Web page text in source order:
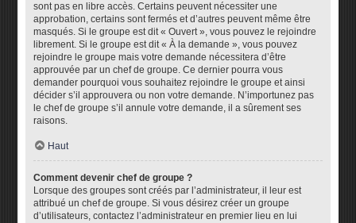
sont pas en libre accès. Certains peuvent nécessiter une
approbation, certains sont fermés et d’autres peuvent même être
masqués. Si le groupe est dit « Ouvert », vous pouvez le rejoindre
librement. Si le groupe est dit « À la demande », vous pouvez
rejoindre le groupe mais votre demande nécessitera d’être
approuvée par un chef de groupe. Ce dernier pourra vous
demander pourquoi vous souhaitez rejoindre le groupe et ainsi
décider s’il approuvera ou non votre demande. N’importunez pas
le chef de groupe s’il annule votre demande, il a sûrement ses
raisons.
Haut
Comment devenir chef de groupe ?
Lorsque des groupes sont créés par l’administrateur, il leur est
attribué un chef de groupe. Si vous désirez créer un groupe
d’utilisateurs, contactez l’administrateur en premier lieu en lui